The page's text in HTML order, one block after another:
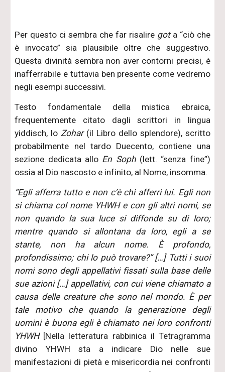
Per questo ci sembra che far risalire gota “ciò che
è invocato” sia plausibile oltre che suggestivo.
Questa divinità sembra non aver contorni precisi, è
inafferrabile e tuttavia ben presente come vedremo
negli esempi successivi.
Testo fondamentale della mistica ebraica,
frequentemente citato dagli scrittori in lingua
yiddisch, lo Zohar(il Libro dello splendore), scritto
probabilmente nel tardo Duecento, contiene una
sezione dedicata allo En Soph(lett. “senza fine”)
ossia al Dio nascosto e infinito, al Nome, insomma.
“Egli afferra tutto e non c’è chi afferri lui. Egli non
si chiama col nome YHWH e con gli altri nomi, se
non quando la sua luce si diffonde su di loro;
mentre quando si allontana da loro, egli a se
stante, non ha alcun nome. È profondo,
profondissimo; chi lo può trovare?” […] Tutti i suoi
nomi sono degli appellativi fissati sulla base delle
sue azioni […] appellativi, con cui viene chiamato a
causa delle creature che sono nel mondo. È per
tale motivo che quando la generazione degli
uomini è buona egli è chiamato nei loro confronti
YHWH [Nella letteratura rabbinica il Tetragramma
divino YHWH sta a indicare Dio nelle sue
manifestazioni di pietà e misericordia nei confronti